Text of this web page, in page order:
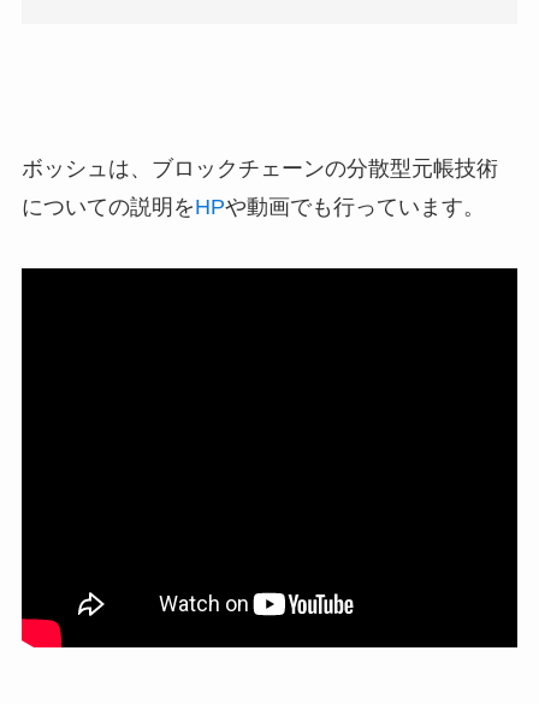
ボッシュは、ブロックチェーンの分散型元帳技術
についての説明をHPや動画でも行っています。